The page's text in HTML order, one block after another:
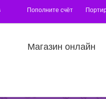
Пополните счёт
Магазин онлайн